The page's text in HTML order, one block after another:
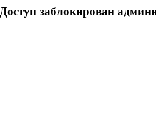
Доступ заблокирован